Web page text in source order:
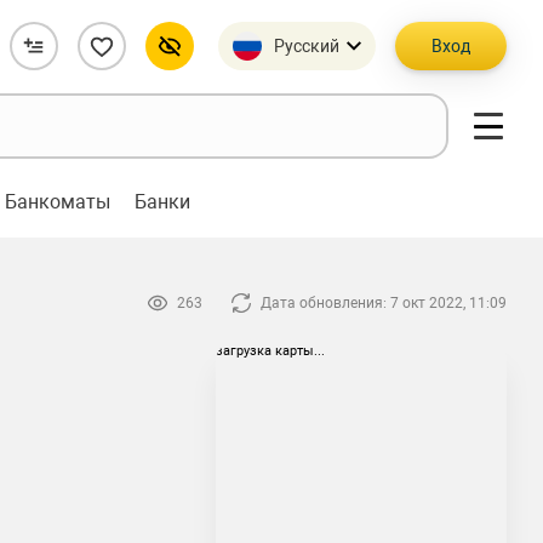
Русский Вход
Банкоматы Банки
263 Дата обновления: 7 окт 2022, 11:09
загрузка карты...